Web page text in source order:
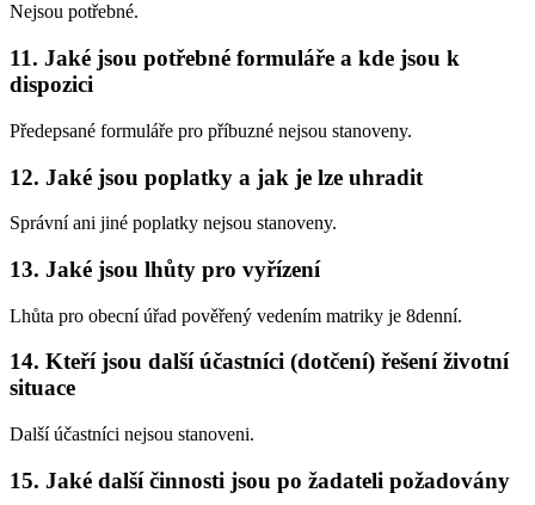
Nejsou potřebné.
11. Jaké jsou potřebné formuláře a kde jsou k
dispozici
Předepsané formuláře pro příbuzné nejsou stanoveny.
12. Jaké jsou poplatky a jak je lze uhradit
Správní ani jiné poplatky nejsou stanoveny.
13. Jaké jsou lhůty pro vyřízení
Lhůta pro obecní úřad pověřený vedením matriky je 8denní.
14. Kteří jsou další účastníci (dotčení) řešení životní
situace
Další účastníci nejsou stanoveni.
15. Jaké další činnosti jsou po žadateli požadovány